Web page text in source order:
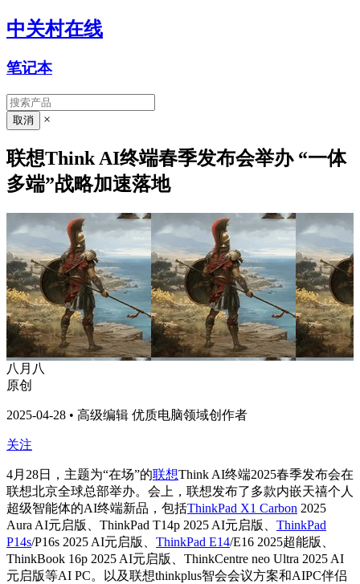
中关村在线
笔记本
×
联想Think AI终端春季发布会举办 “一体
多端”战略加速落地
八月八
原创
2025-04-28 • 高级编辑 优质电脑领域创作者
关注
4月28日，主题为“在场”的联想Think AI终端2025春季发布会在
联想北京全球总部举办。会上，联想发布了多款内嵌天禧个人
超级智能体的AI终端新品，包括ThinkPad X1 Carbon 2025
Aura AI元启版、ThinkPad T14p 2025 AI元启版、 ThinkPad
P14s/P16s 2025 AI元启版、 ThinkPad E14/E16 2025超能版、
ThinkBook 16p 2025 AI元启版、ThinkCentre neo Ultra 2025 AI
元启版等AI PC。以及联想thinkplus智会会议方案和AIPC伴侣